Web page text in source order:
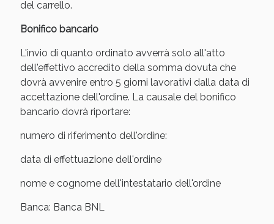
del carrello.
Bonifico bancario
L'invio di quanto ordinato avverrà solo all'atto
dell'effettivo accredito della somma dovuta che
dovrà avvenire entro 5 giorni lavorativi dalla data di
accettazione dell'ordine. La causale del bonifico
bancario dovrà riportare:
numero di riferimento dell'ordine:
data di effettuazione dell'ordine
nome e cognome dell'intestatario dell'ordine
Banca: Banca BNL
Sconto fino al 55% disponibile oggi!